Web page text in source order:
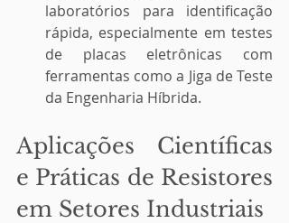
laboratórios para identificação
rápida, especialmente em testes
de placas eletrônicas com
ferramentas como a Jiga de Teste
da Engenharia Híbrida.
Aplicações Científicas
e Práticas de Resistores
em Setores Industriais